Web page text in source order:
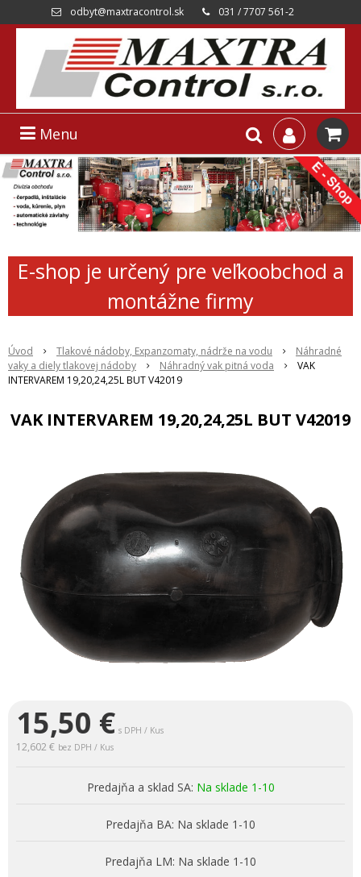
odbyt@maxtracontrol.sk 031 / 7707 561-2
Menu
E-shop je určený pre veľkoobchod a
montážne firmy
Úvod Tlakové nádoby, Expanzomaty, nádrže na vodu
Náhradné
vaky a diely tlakovej nádoby
Náhradný vak pitná voda
VAK
INTERVAREM 19,20,24,25L BUT V42019
VAK INTERVAREM 19,20,24,25L BUT V42019
15,50 € s DPH / Kus
12,602 € bez DPH / Kus
Predajňa a sklad SA: Na sklade 1-10
Predajňa BA: Na sklade 1-10
Predajňa LM: Na sklade 1-10